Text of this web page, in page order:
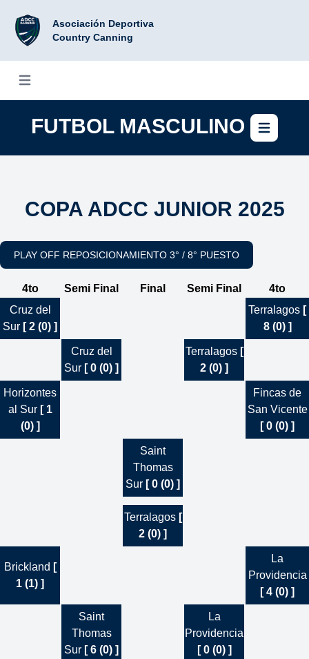
Asociación Deportiva
Country Canning
Abrir menú
FUTBOL MASCULINO
COPA ADCC JUNIOR 2025
PLAY OFF REPOSICIONAMIENTO 3° / 8° PUESTO
4to Semi Final Final Semi Final 4to
Cruz del
Sur [ 2 (0) ]
Terralagos [
8 (0) ]
Cruz del
Sur [ 0 (0) ]
Terralagos [
2 (0) ]
Horizontes
al Sur [ 1
(0) ]
Fincas de
San Vicente
[ 0 (0) ]
Saint
Thomas
Sur [ 0 (0) ]
Terralagos [
2 (0) ]
Brickland [
1 (1) ]
La
Providencia
[ 4 (0) ]
Saint
Thomas
Sur [ 6 (0) ]
La
Providencia
[ 0 (0) ]